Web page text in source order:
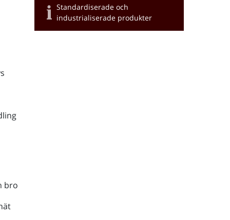
bro
Standardiserade och
industrialiserade produkter